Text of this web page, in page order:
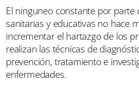
El ninguneo constante por parte
sanitarias y educativas no hace
incrementar el hartazgo de los
realizan las técnicas de
prevención, tratamiento e
enfermedades.